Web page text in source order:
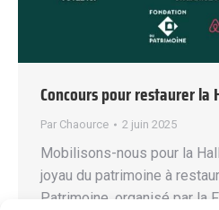
Concours pour restaurer la
Par Chaource 2 juin 2025
Mobilisons-nous pour la
joyau du patrimoine à
Patrimoine, organisé par la